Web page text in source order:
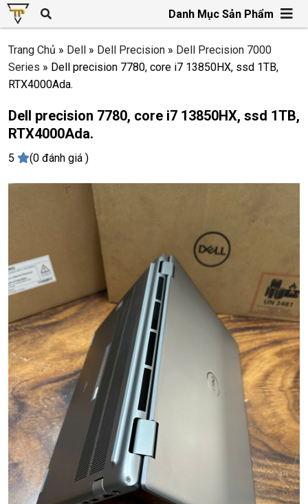
Danh Mục Sản Phẩm
Trang Chủ » Dell » Dell Precision » Dell Precision 7000
Series » Dell precision 7780, core i7 13850HX, ssd 1TB,
RTX4000Ada.
Dell precision 7780, core i7 13850HX, ssd 1TB,
RTX4000Ada.
5 (0 đánh giá )